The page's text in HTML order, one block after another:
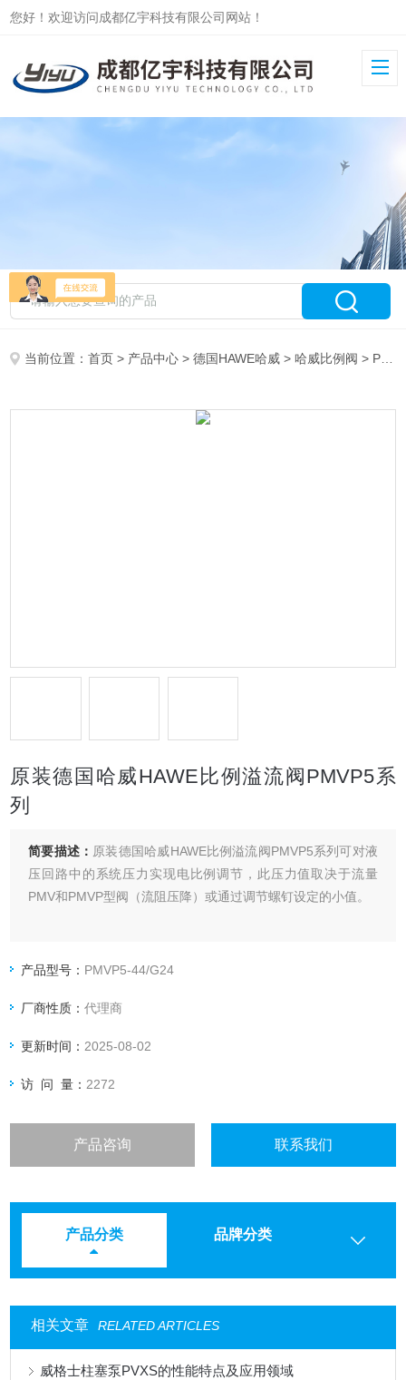
您好！欢迎访问成都亿宇科技有限公司网站！
当前位置：首页 > 产品中心 >德国HAWE哈威 >哈威比例阀 > PMVP5-44/G24原装德国哈威HAWE比例溢流阀PMVP5系列
原装德国哈威HAWE比例溢流阀PMVP5系
列
简要描述： 原装德国哈威HAWE比例溢流阀PMVP5系列可对液
压回路中的系统压力实现电比例调节，此压力值取决于流量
PMV和PMVP型阀（流阻压降）或通过调节螺钉设定的小值。
产品型号： PMVP5-44/G24
厂商性质：代理商
更新时间： 2025-08-02
访 问 量： 2272
产品咨询 联系我们
产品分类 品牌分类
相关文章 RELATED ARTICLES
威格士柱塞泵PVXS的性能特点及应用领域